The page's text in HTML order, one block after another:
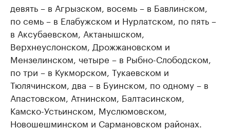
девять – в Агрызском, восемь – в Бавлинском,
по семь – в Елабужском и Нурлатском, по пять –
в Аксубаевском, Актанышском,
Верхнеуслонском, Дрожжановском и
Мензелинском, четыре – в Рыбно-Слободском,
по три – в Кукморском, Тукаевском и
Тюлячинском, два – в Буинском, по одному – в
Апастовском, Атнинском, Балтасинском,
Камско-Устьинском, Муслюмовском,
Новошешминском и Сармановском районах.